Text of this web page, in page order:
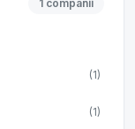
1 companii
(1)
(1)